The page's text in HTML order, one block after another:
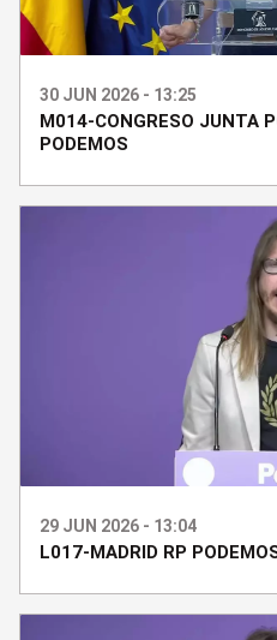
30 JUN 2026 - 13:25
M014-CONGRESO JUNTA
PODEMOS
29 JUN 2026 - 13:04
L017-MADRID RP